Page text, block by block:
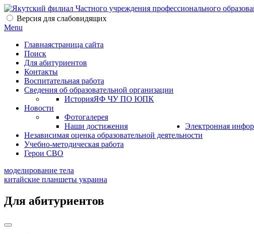
Версия для слабовидящих
Menu
Главнаястраница сайта
Поиск
Для абитуриентов
Контакты
Воспитательная работа
Сведения об образовательной организации
ИсторияЯФ ЧУ ПО ЮПК
Новости
Фотогалерея
Наши достижения
Электронная
Независимая оценка образовательной деятельности
Учебно-методическая работа
Герои СВО
моделирование тела
китайские планшеты украина
Для абитуриентов